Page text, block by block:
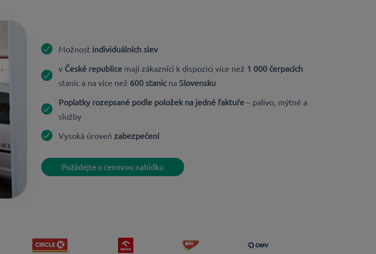
Možnost individuálních slev
v České republicemají zákazníci k dispozici více než 1 000 čerpacích
stanic a na více než 600 stanicna Slovensku
Poplatky rozepsané podle položek na jedné faktuře – palivo, mýtné a
služby
Vysoká úroveň zabezpečení
Požádejte o cenovou nabídku